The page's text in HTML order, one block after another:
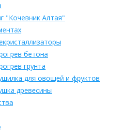
"Кочевник Алтая"
бетона
грунта
для овощей и фруктов
древесины